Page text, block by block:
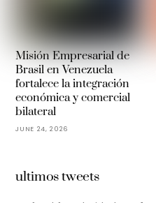
Misión Empresarial de
Brasil en Venezuela
fortalece la integración
económica y comercial
bilateral
JUNE 24, 2026
ultimos tweets